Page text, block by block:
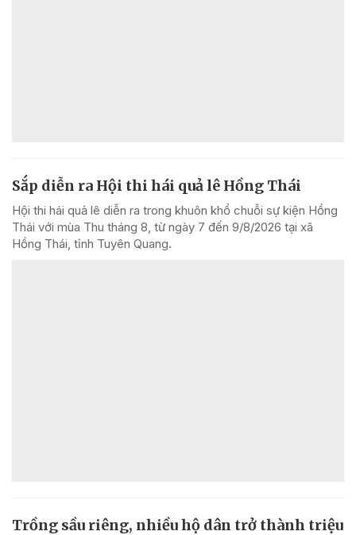
Sắp diễn ra Hội thi hái quả lê Hồng Thái
Hội thi hái quả lê diễn ra trong khuôn khổ chuỗi sự kiện Hồng
Thái với mùa Thu tháng 8, từ ngày 7 đến 9/8/2026 tại xã
Hồng Thái, tỉnh Tuyên Quang.
Trồng sầu riêng, nhiều hộ dân trở thành triệu